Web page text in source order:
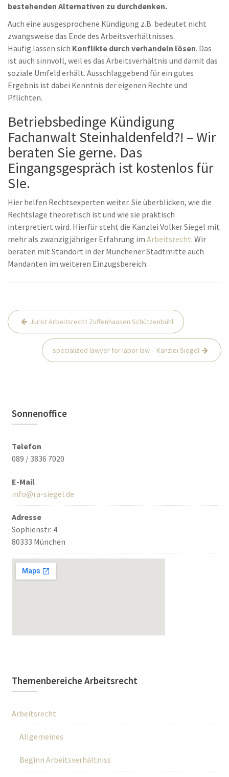
bestehenden Alternativen zu durchdenken.
Auch eine ausgesprochene Kündigung z.B. bedeutet nicht
zwangsweise das Ende des Arbeitsverhältnisses.
Häufig lassen sich Konflikte durch verhandeln lösen. Das
ist auch sinnvoll, weil es das Arbeitsverhältnis und damit das
soziale Umfeld erhält. Ausschlaggebend für ein gutes
Ergebnis ist dabei Kenntnis der eigenen Rechte und
Pflichten.
Betriebsbedinge Kündigung
Fachanwalt Steinhaldenfeld?! – Wir
beraten Sie gerne. Das
Eingangsgespräch ist kostenlos für
SIe.
Hier helfen Rechtsexperten weiter. Sie überblicken, wie die
Rechtslage theoretisch ist und wie sie praktisch
interpretiert wird. Hierfür steht die Kanzlei Volker Siegel mit
mehr als zwanzigjähriger Erfahrung im Arbeitsrecht. Wir
beraten mit Standort in der Münchener Stadtmitte auch
Mandanten im weiteren Einzugsbereich.
Beitrags-
Navigation
Jurist Arbeitsrecht Zuffenhausen Schützenbühl
specialized lawyer for labor law – Kanzlei Siegel
Sonnenoffice
Telefon
089 / 3836 7020
E-Mail
info@ra-siegel.de
Adresse
Sophienstr. 4
80333 München
Themenbereiche Arbeitsrecht
Arbeitsrecht
Allgemeines
Beginn Arbeitsverhältniss